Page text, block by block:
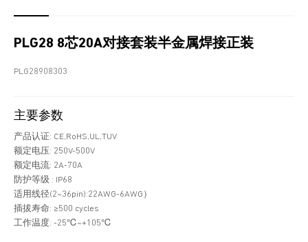
PLG28 8芯20A对接套装半金属焊接正装
PLG28908303
主要参数
产品认证: CE,RoHS,UL,TUV
额定电压: 250V-500V
额定电流: 2A-70A
防护等级 : IP68
适用线径(2~36pin):22AWG-6AWG）
插拔寿命: ≥500 cycles
工作温度: -25℃~+105℃